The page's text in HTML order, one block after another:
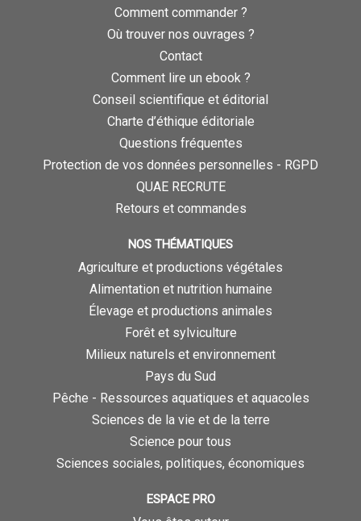
Comment commander ?
Où trouver nos ouvrages ?
Contact
Comment lire un ebook ?
Conseil scientifique et éditorial
Charte d’éthique éditoriale
Questions fréquentes
Protection de vos données personnelles - RGPD
QUAE RECRUTE
Retours et commandes
NOS THÉMATIQUES
Agriculture et productions végétales
Alimentation et nutrition humaine
Élevage et productions animales
Forêt et sylviculture
Milieux naturels et environnement
Pays du Sud
Pêche - Ressources aquatiques et aquacoles
Sciences de la vie et de la terre
Science pour tous
Sciences sociales, politiques, économiques
ESPACE PRO